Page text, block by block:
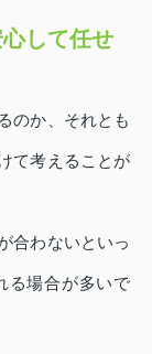
して任せ
のか、それとも
て考えることが
合わないといっ
る場合が多いで